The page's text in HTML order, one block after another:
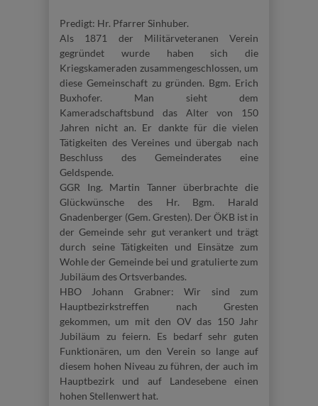
Predigt: Hr. Pfarrer Sinhuber.
Als 1871 der Militärveteranen Verein
gegründet wurde haben sich die
Kriegskameraden zusammengeschlossen, um
diese Gemeinschaft zu gründen. Bgm. Erich
Buxhofer. Man sieht dem
Kameradschaftsbund das Alter von 150
Jahren nicht an. Er dankte für die vielen
Tätigkeiten des Vereines und übergab nach
Beschluss des Gemeinderates eine
Geldspende.
GGR Ing. Martin Tanner überbrachte die
Glückwünsche des Hr. Bgm. Harald
Gnadenberger (Gem. Gresten). Der ÖKB ist in
der Gemeinde sehr gut verankert und trägt
durch seine Tätigkeiten und Einsätze zum
Wohle der Gemeinde bei und gratulierte zum
Jubiläum des Ortsverbandes.
HBO Johann Grabner: Wir sind zum
Hauptbezirkstreffen nach Gresten
gekommen, um mit den OV das 150 Jahr
Jubiläum zu feiern. Es bedarf sehr guten
Funktionären, um den Verein so lange auf
diesem hohen Niveau zu führen, der auch im
Hauptbezirk und auf Landesebene einen
hohen Stellenwert hat.